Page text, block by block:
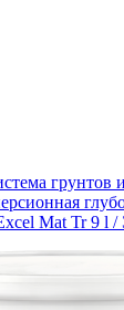
грунтов
Mat Tr 9 l